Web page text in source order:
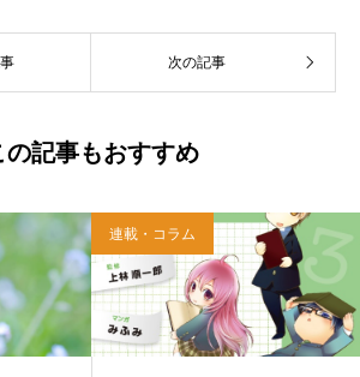
て、雜賀編集工房として独立。
次の記事
の記事もおすすめ
連載・コラム